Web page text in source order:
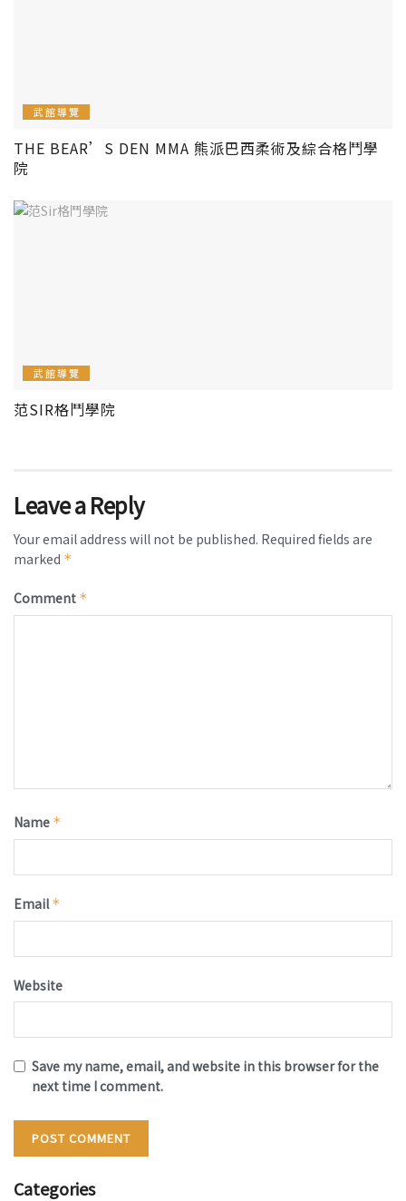
武館導覽
THE BEAR’S DEN MMA 熊派巴西柔術及綜合格鬥學
院
武館導覽
范SIR格鬥學院
Leave a Reply
Your email address will not be published. Required fields are
marked *
Comment *
Name *
Email*
Website
Save my name, email, and website in this browser for the
next time I comment.
Categories